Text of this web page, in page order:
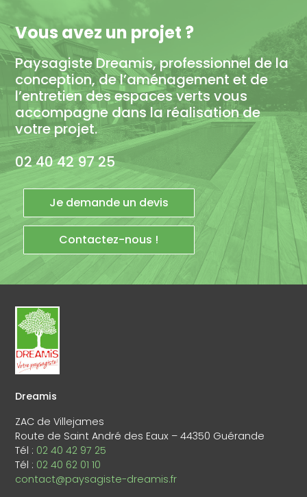
Vous avez un projet ?
Paysagiste Dreamis, professionnel de la
conception, de l’aménagement et de
l’entretien des espaces verts vous
accompagne dans la réalisation de
votre projet.
02 40 42 97 25
Je demande un devis
Contactez-nous !
Dreamis
ZAC de Villejames
Route de Saint André des Eaux – 44350 Guérande
Tél : 02 40 42 97 25
Tél : 02 40 62 01 10
contact@paysagiste-dreamis.fr